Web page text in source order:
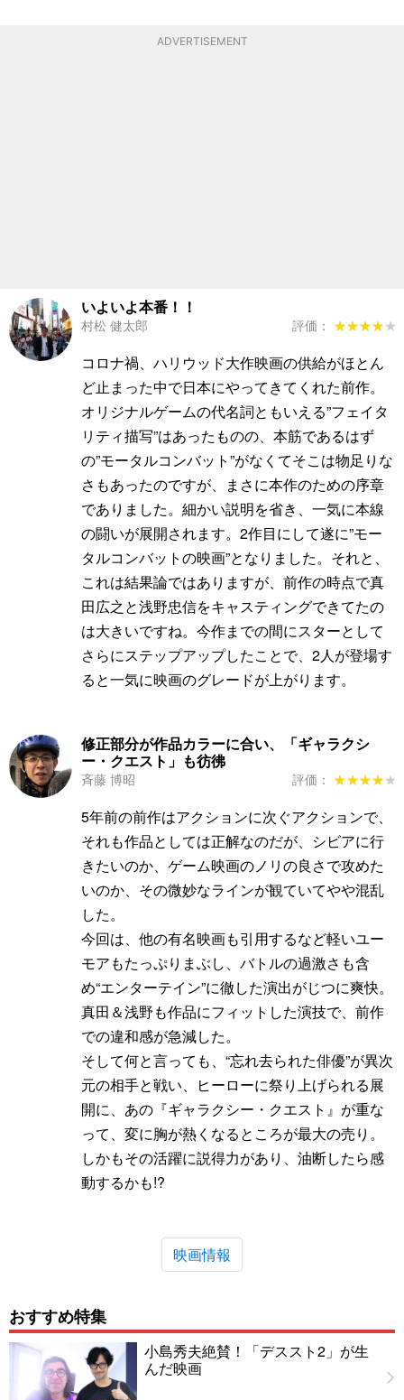
ADVERTISEMENT
いよいよ本番！！
村松 健太郎 評価： ★★★★★
★★★★★
コロナ禍、ハリウッド大作映画の供給がほとん
ど止まった中で日本にやってきてくれた前作。
オリジナルゲームの代名詞ともいえる”フェイタ
リティ描写”はあったものの、本筋であるはず
の”モータルコンバット”がなくてそこは物足りな
さもあったのですが、まさに本作のための序章
でありました。細かい説明を省き、一気に本線
の闘いが展開されます。2作目にして遂に”モー
タルコンバットの映画”となりました。それと、
これは結果論ではありますが、前作の時点で真
田広之と浅野忠信をキャスティングできてたの
は大きいですね。今作までの間にスターとして
さらにステップアップしたことで、2人が登場す
ると一気に映画のグレードが上がります。
修正部分が作品カラーに合い、「ギャラクシ
ー・クエスト」も彷彿
斉藤 博昭 評価： ★★★★★
★★★★★
5年前の前作はアクションに次ぐアクションで、
それも作品としては正解なのだが、シビアに行
きたいのか、ゲーム映画のノリの良さで攻めた
いのか、その微妙なラインが観ていてやや混乱
した。
今回は、他の有名映画も引用するなど軽いユー
モアもたっぷりまぶし、バトルの過激さも含
め“エンターテイン”に徹した演出がじつに爽快。
真田＆浅野も作品にフィットした演技で、前作
での違和感が急減した。
そして何と言っても、“忘れ去られた俳優”が異次
元の相手と戦い、ヒーローに祭り上げられる展
開に、あの『ギャラクシー・クエスト』が重な
って、変に胸が熱くなるところが最大の売り。
しかもその活躍に説得力があり、油断したら感
動するかも!?
映画情報
おすすめ特集
小島秀夫絶賛！「デススト2」が生
んだ映画